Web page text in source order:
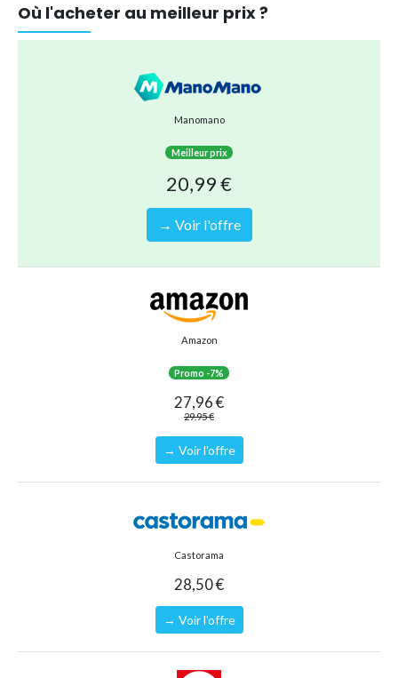
cm de longueur, 127 cm de largeur et 25 cm de hauteur, pendant
qu'à l'état dégonflé ses dimensions sont de 175 cm de longueur
Caractéristiques techniques :
Dimensions gonflées :(L)1,57 x (l)1,27 x (h)0.25 m
100 kg
Vinyle de 0.30mm d'épaisseur
Vivez un bel été avec ce matelas de piscine INTEX multicolore !
6941057421803
Où l'acheter au meilleur prix ?
Manomano
Meilleur prix
20,99 €
→ Voir l'offre
Amazon
Promo -7%
27,96 €
29.95 €
→ Voir l'offre
Castorama
28,50 €
→ Voir l'offre